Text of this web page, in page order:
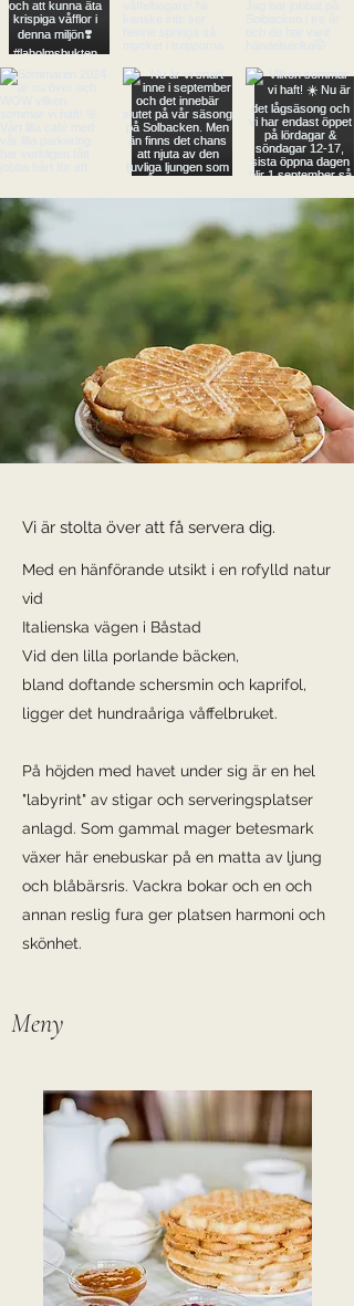
Vi är stolta över att få servera dig.
Med en hänförande utsikt i en rofylld natur
vid
Italienska vägen i Båstad
Vid den lilla porlande bäcken,
bland doftande schersmin och kaprifol,
ligger det hundraåriga våffelbruket.
På höjden med havet under sig är en hel
"labyrint" av stigar och serveringsplatser
anlagd. Som gammal mager betesmark
växer här enebuskar på en matta av ljung
och blåbärsris. Vackra bokar och en och
annan reslig fura ger platsen harmoni och
skönhet.
Meny